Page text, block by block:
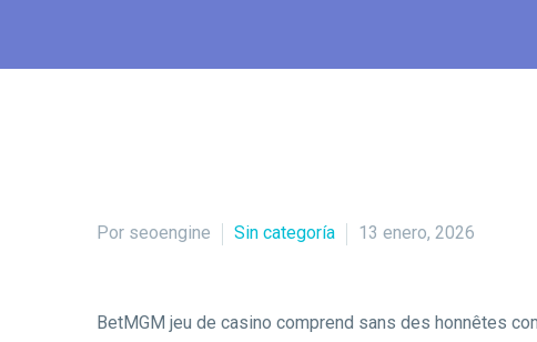
Por seoengine Sin categoría 13 enero, 2026
BetMGM jeu de casino comprend sans des honnêtes